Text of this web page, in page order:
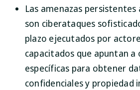
Las amenazas persistentes
son ciberataques
plazo ejecutados por
capacitados que apuntan a
específicas para obtener
confidenciales y propiedad